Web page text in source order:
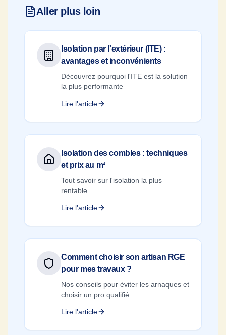
Aller plus loin
Isolation par l'extérieur (ITE) :
avantages et inconvénients
Découvrez pourquoi l'ITE est la solution
la plus performante
Lire l'article
Isolation des combles : techniques
et prix au m²
Tout savoir sur l'isolation la plus
rentable
Lire l'article
Comment choisir son artisan RGE
pour mes travaux ?
Nos conseils pour éviter les arnaques et
choisir un pro qualifié
Lire l'article